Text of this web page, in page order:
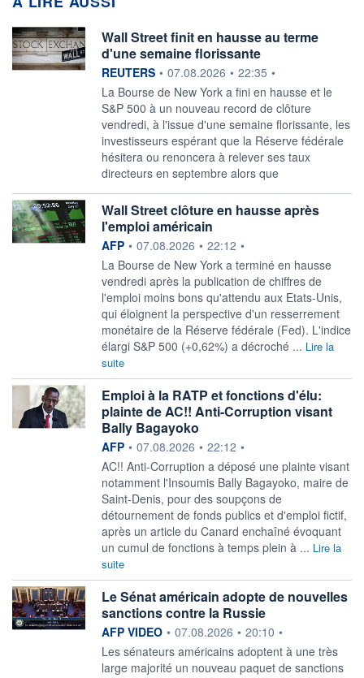
Wall Street finit en hausse au terme
d'une semaine florissante
information fournie par
REUTERS • 07.08.2026 • 22:35 •
La Bourse de New York a fini ‌en hausse et le
S&P 500 à un nouveau record de clôture
vendredi, à l'issue d'une semaine florissante, les
investisseurs ​espérant que la Réserve fédérale
hésitera ou renoncera à relever ses taux
directeurs en septembre alors que
Wall Street clôture en hausse après
l'emploi américain
information fournie par
AFP • 07.08.2026 • 22:12 •
La Bourse de New York a terminé en hausse
vendredi après la publication de chiffres de
l'emploi moins bons qu'attendu aux Etats-Unis,
qui éloignent la perspective d'un resserrement
monétaire de la Réserve fédérale (Fed). L'indice
élargi S&P 500 (+0,62%) a décroché ... Lire la
suite
Emploi à la RATP et fonctions d'élu:
plainte de AC!! Anti-Corruption visant
Bally Bagayoko
information fournie par
AFP • 07.08.2026 • 22:12 •
AC!! Anti-Corruption a déposé une plainte visant
notamment l'Insoumis Bally Bagayoko, maire de
Saint-Denis, pour des soupçons de
détournement de fonds publics et d'emploi fictif,
après un article du Canard enchaîné évoquant
un cumul de fonctions à temps plein à ... Lire la
suite
Le Sénat américain adopte de nouvelles
sanctions contre la Russie
information fournie par
AFP VIDEO • 07.08.2026 • 20:10 •
Les sénateurs américains adoptent à une très
large majorité un nouveau paquet de sanctions